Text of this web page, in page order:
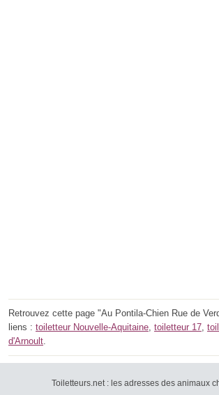
Retrouvez cette page "Au Pontila-Chien Rue de
liens : toiletteur Nouvelle-Aquitaine, toiletteur 17,
d'Arnoult.
Toiletteurs.net : les adresses des animaux